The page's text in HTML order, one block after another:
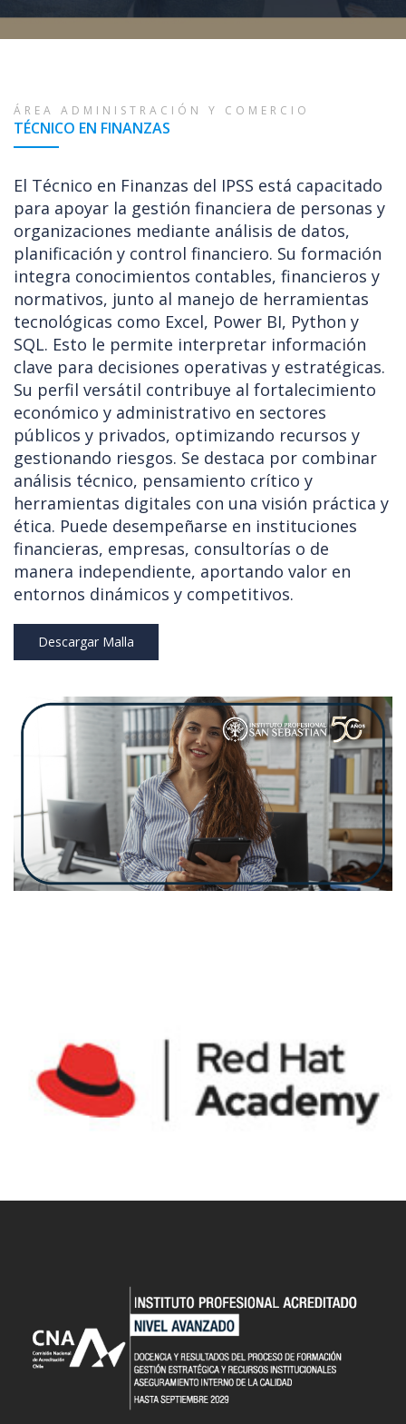
ÁREA ADMINISTRACIÓN Y COMERCIO
TÉCNICO EN FINANZAS
El Técnico en Finanzas del IPSS está capacitado
para apoyar la gestión financiera de personas y
organizaciones mediante análisis de datos,
planificación y control financiero. Su formación
integra conocimientos contables, financieros y
normativos, junto al manejo de herramientas
tecnológicas como Excel, Power BI, Python y
SQL. Esto le permite interpretar información
clave para decisiones operativas y estratégicas.
Su perfil versátil contribuye al fortalecimiento
económico y administrativo en sectores
públicos y privados, optimizando recursos y
gestionando riesgos. Se destaca por combinar
análisis técnico, pensamiento crítico y
herramientas digitales con una visión práctica y
ética. Puede desempeñarse en instituciones
financieras, empresas, consultorías o de
manera independiente, aportando valor en
entornos dinámicos y competitivos.
Descargar Malla